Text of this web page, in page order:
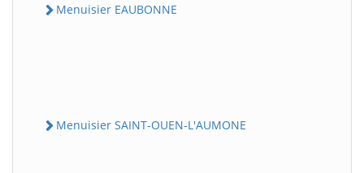
Menuisier EAUBONNE
Menuisier SAINT-OUEN-L'AUMONE